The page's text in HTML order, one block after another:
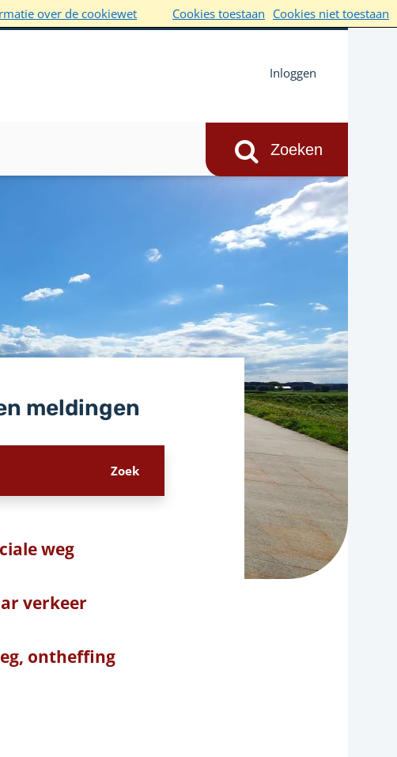
over de cookiewet Cookies toestaan Cookies niet toestaan
Inloggen
meldingen
weg
verkeer
ontheffing